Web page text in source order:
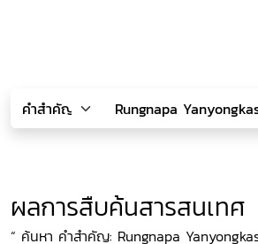
ผลการสืบค้นสารสนเทศ
“ ค้นหา คำสำคัญ: Rungnapa